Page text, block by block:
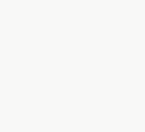
режим
Второй
ровной